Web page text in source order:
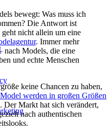
bewegt: Was muss ich
Die Antwort ist
nicht allein um eine
. Immer mehr
nach Models, die eine
und echte Menschen
keine Chancen zu haben,
Model werden in großen Größen
Der Markt hat sich verändert,
nach authentischen